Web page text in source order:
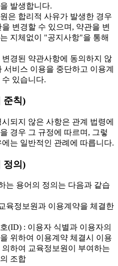
발생합니다.
은 합리적 사유가 발생한 경우
변경할 수 있으며, 약관을 변
지체없이 "공지사항"을 통해
경된 약관사항에 동의하지 않
서비스 이용을 중단하고 이용계
있습니다.
준칙)
되지 않은 사항은 관계 법령에
경우 그 규정에 따르며, 그렇
는 일반적인 관례에 따릅니다.
정의)
는 용어의 정의는 다음과 같습
육정보원과 이용계약을 체결한
(ID) : 이용자 식별과 이용자의
위하여 이용계약 체결시 이용
의하여 교육정보원이 부여하는
조합